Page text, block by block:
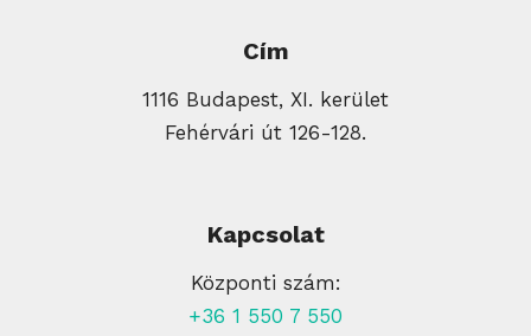
Cím
1116 Budapest, XI. kerület
Fehérvári út 126-128.
Kapcsolat
Központi szám:
+36 1 550 7 550